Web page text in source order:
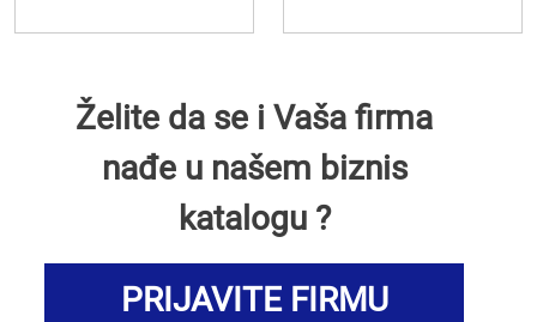
Želite da se i Vaša firma
nađe u našem biznis
katalogu ?
PRIJAVITE FIRMU